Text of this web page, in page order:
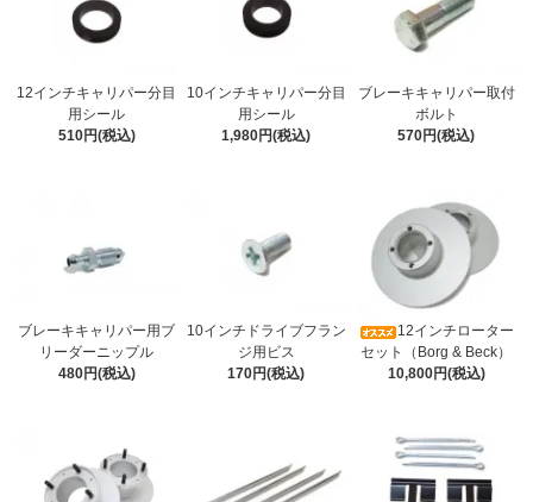
12インチキャリパー分目
用シール
510円(税込)
10インチキャリパー分目
用シール
1,980円(税込)
ブレーキキャリパー取付
ボルト
570円(税込)
ブレーキキャリパー用ブ
リーダーニップル
480円(税込)
10インチドライブフラン
ジ用ビス
170円(税込)
12インチローター
セット（Borg & Beck）
10,800円(税込)